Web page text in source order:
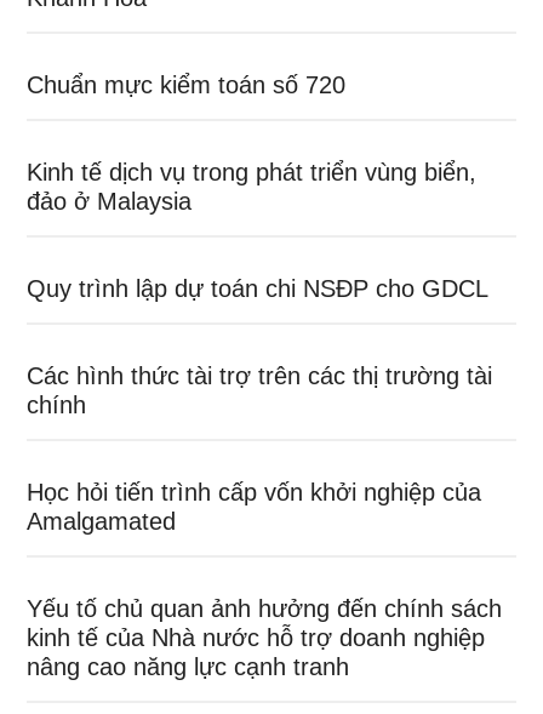
Chuẩn mực kiểm toán số 720
Kinh tế dịch vụ trong phát triển vùng biển,
đảo ở Malaysia
Quy trình lập dự toán chi NSĐP cho GDCL
Các hình thức tài trợ trên các thị trường tài
chính
Học hỏi tiến trình cấp vốn khởi nghiệp của
Amalgamated
Yếu tố chủ quan ảnh hưởng đến chính sách
kinh tế của Nhà nước hỗ trợ doanh nghiệp
nâng cao năng lực cạnh tranh